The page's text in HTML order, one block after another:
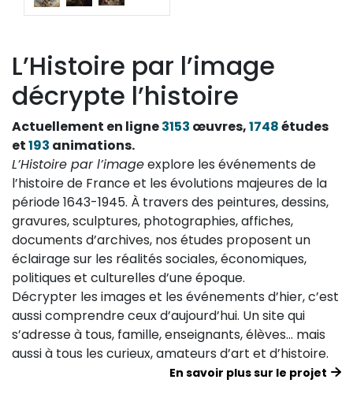
L’Histoire par l’image
décrypte l’histoire
Actuellement en ligne3153 œuvres,1748études
et193 animations.
L’Histoire par l’imageexplore les événements de
l’histoire de France et les évolutions majeures de la
période 1643-1945. À travers des peintures, dessins,
gravures, sculptures, photographies, affiches,
documents d’archives, nos études proposent un
éclairage sur les réalités sociales, économiques,
politiques et culturelles d’une époque.
Décrypter les images et les événements d’hier, c’est
aussi comprendre ceux d’aujourd’hui. Un site qui
s’adresse à tous, famille, enseignants, élèves… mais
aussi à tous les curieux, amateurs d’art et d’histoire.
En savoir plus sur le projet